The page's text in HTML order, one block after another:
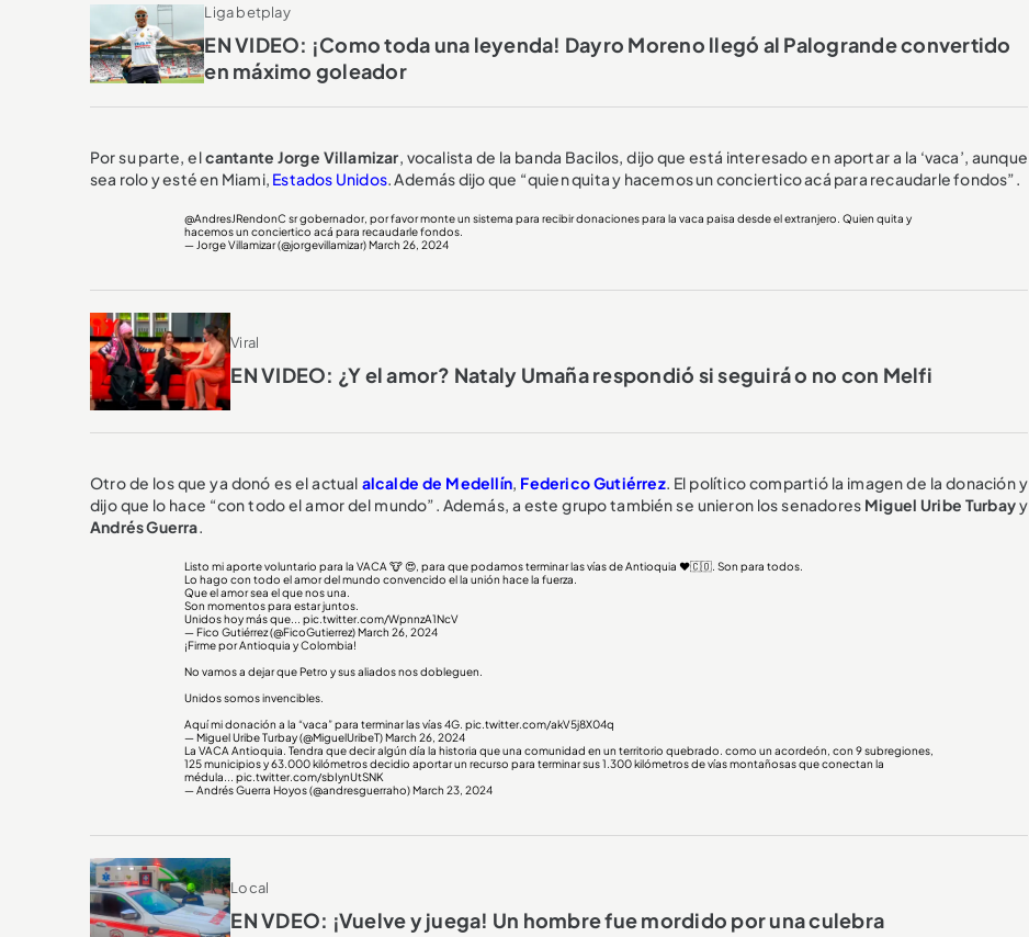
Liga betplay
EN VIDEO: ¡Como toda una leyenda! Dayro Moreno llegó al Palogrande convertido
en máximo goleador
Por su parte, elcantante Jorge Villamizar, vocalista de la banda Bacilos, dijo que está interesado en aportar a la ‘vaca’, aunque
sea rolo y esté en Miami, Estados Unidos. Además dijo que “quien quita y hacemos un conciertico acá para recaudarle fondos”.
@AndresJRendonC sr gobernador, por favor monte un sistema para recibir donaciones para la vaca paisa desde el extranjero. Quien quita y
hacemos un conciertico acá para recaudarle fondos.
— Jorge Villamizar (@jorgevillamizar) March 26, 2024
Viral
EN VIDEO: ¿Y el amor? Nataly Umaña respondió si seguirá o no con Melfi
Otro de los que ya donó es el actual alcalde de Medellín, Federico Gutiérrez. El político compartió la imagen de la donación y
dijo que lo hace “con todo el amor del mundo”. Además, a este grupo también se unieron los senadores Miguel Uribe Turbayy
Andrés Guerra.
Listo mi aporte voluntario para la VACA 🐮 😍, para que podamos terminar las vías de Antioquia ❤️🇨🇴. Son para todos.
Lo hago con todo el amor del mundo convencido el la unión hace la fuerza.
Que el amor sea el que nos una.
Son momentos para estar juntos.
Unidos hoy más que... pic.twitter.com/WpnnzA1NcV
— Fico Gutiérrez (@FicoGutierrez)March 26, 2024
¡Firme por Antioquia y Colombia!
No vamos a dejar que Petro y sus aliados nos dobleguen.
Unidos somos invencibles.
Aquí mi donación a la “vaca” para terminar las vías 4G. pic.twitter.com/akV5j8X04q
— Miguel Uribe Turbay (@MiguelUribeT)March 26, 2024
La VACA Antioquia. Tendra que decir algún día la historia que una comunidad en un territorio quebrado. como un acordeón, con 9 subregiones,
125 municipios y 63.000 kilómetros decidio aportar un recurso para terminar sus 1.300 kilómetros de vías montañosas que conectan la
médula... pic.twitter.com/sbIynUtSNK
— Andrés Guerra Hoyos (@andresguerraho)March 23, 2024
Local
EN VDEO: ¡Vuelve y juega! Un hombre fue mordido por una culebra